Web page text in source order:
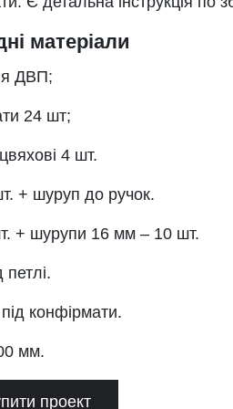
матеріали
ДВП;
24 шт;
4 шт.
+ шуруп до ручок.
+ шурупи 16 мм – 10 шт.
петлі.
конфірмати.
мм.
проект